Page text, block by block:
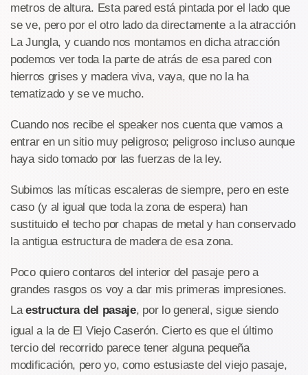
metros de altura. Esta pared está pintada por el lado que
se ve, pero por el otro lado da directamente a la atracción
La Jungla, y cuando nos montamos en dicha atracción
podemos ver toda la parte de atrás de esa pared con
hierros grises y madera viva, vaya, que no la ha
tematizado y se ve mucho.
Cuando nos recibe el speaker nos cuenta que vamos a
entrar en un sitio muy peligroso; peligroso incluso aunque
haya sido tomado por las fuerzas de la ley.
Subimos las míticas escaleras de siempre, pero en este
caso (y al igual que toda la zona de espera) han
sustituido el techo por chapas de metal y han conservado
la antigua estructura de madera de esa zona.
Poco quiero contaros del interior del pasaje pero a
grandes rasgos os voy a dar mis primeras impresiones.
Laestructura del pasaje, por lo general, sigue siendo
igual a la de El Viejo Caserón. Cierto es que el último
tercio del recorrido parece tener alguna pequeña
modificación, pero yo, como estusiaste del viejo pasaje,